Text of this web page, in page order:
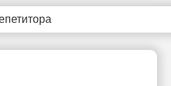
10:30
11:00